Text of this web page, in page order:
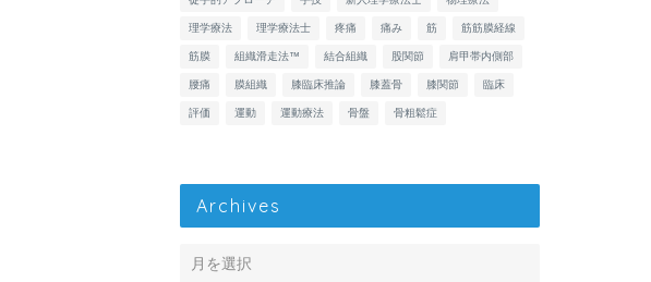
理学療法 理学療法士 疼痛 痛み 筋 筋筋膜経線
筋膜 組織滑走法™ 結合組織 股関節 肩甲帯内側部
腰痛 膜組織 膝臨床推論 膝蓋骨 膝関節 臨床
評価 運動 運動療法 骨盤 骨粗鬆症
Archives